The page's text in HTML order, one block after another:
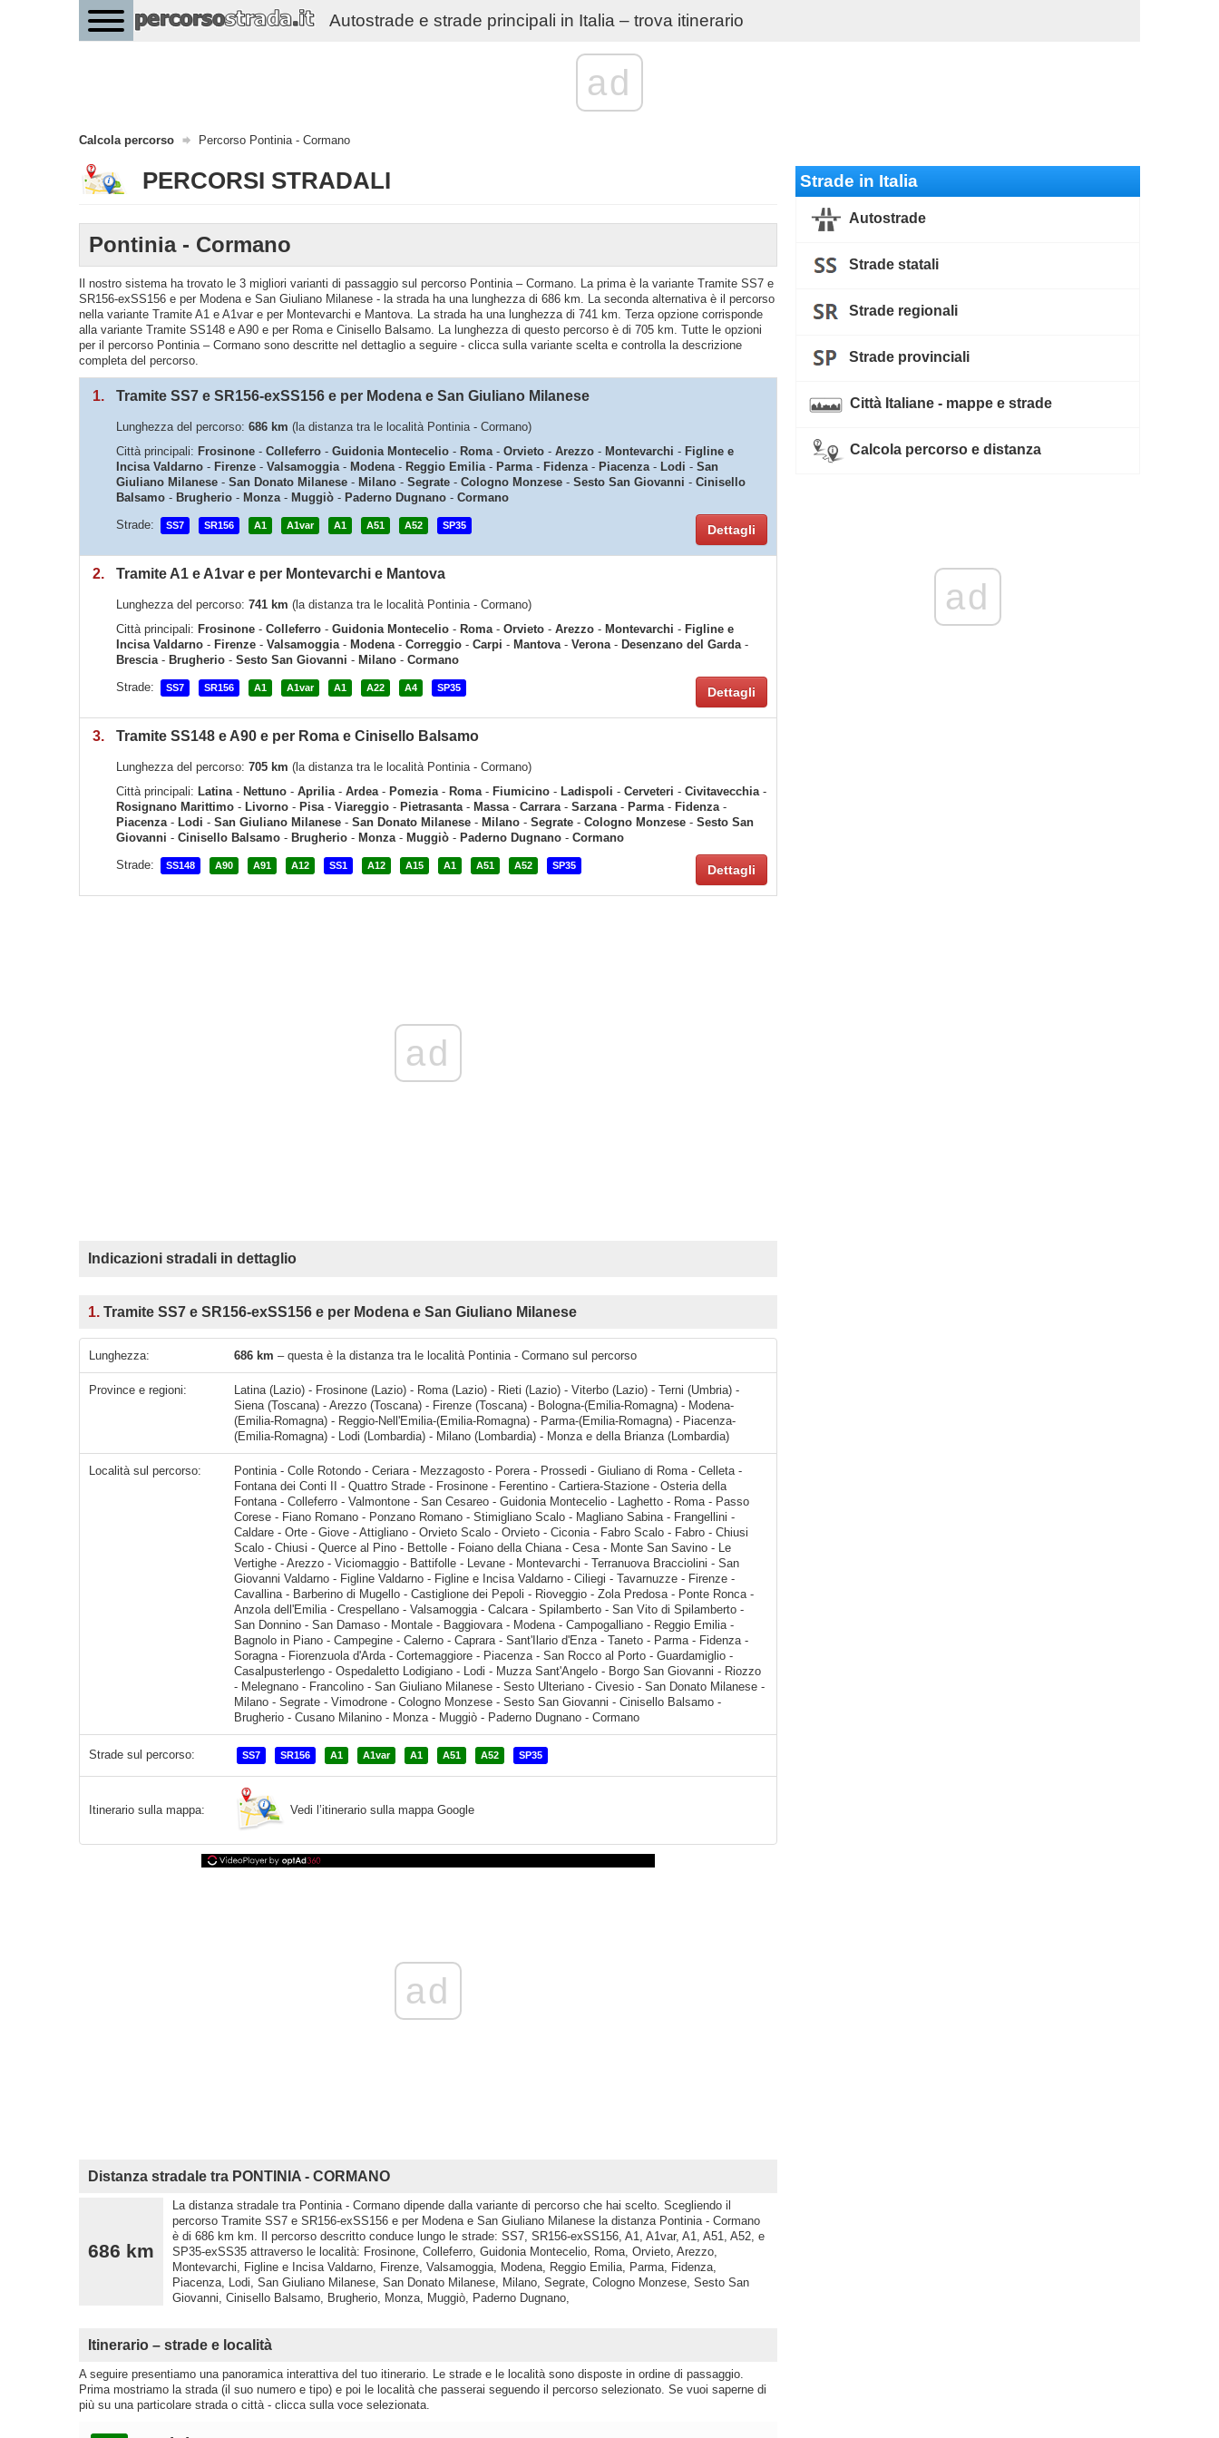
Autostrade e strade principali in Italia – trova itinerario
ad
Calcola percorso Percorso Pontinia - Cormano
PERCORSI STRADALI
Pontinia - Cormano
Il nostro sistema ha trovato le 3 migliori varianti di passaggio sul percorso Pontinia – Cormano. La prima è la variante Tramite SS7 e
SR156-exSS156 e per Modena e San Giuliano Milanese - la strada ha una lunghezza di 686 km. La seconda alternativa è il percorso
nella variante Tramite A1 e A1var e per Montevarchi e Mantova. La strada ha una lunghezza di 741 km. Terza opzione corrisponde
alla variante Tramite SS148 e A90 e per Roma e Cinisello Balsamo. La lunghezza di questo percorso è di 705 km. Tutte le opzioni
per il percorso Pontinia – Cormano sono descritte nel dettaglio a seguire - clicca sulla variante scelta e controlla la descrizione
completa del percorso.
1. Tramite SS7 e SR156-exSS156 e per Modena e San Giuliano Milanese
Lunghezza del percorso: 686 km (la distanza tra le località Pontinia - Cormano)
Città principali: Frosinone - Colleferro - Guidonia Montecelio - Roma- Orvieto - Arezzo - Montevarchi - Figline e
Incisa Valdarno - Firenze - Valsamoggia- Modena- Reggio Emilia- Parma- Fidenza- Piacenza- Lodi - San
Giuliano Milanese - San Donato Milanese - Milano - Segrate - Cologno Monzese - Sesto San Giovanni - Cinisello
Balsamo - Brugherio - Monza- Muggiò - Paderno Dugnano - Cormano
Strade:
SS7 SR156 A1 A1var A1 A51 A52 SP35 Dettagli
2. Tramite A1 e A1var e per Montevarchi e Mantova
Lunghezza del percorso: 741 km (la distanza tra le località Pontinia - Cormano)
Città principali: Frosinone - Colleferro - Guidonia Montecelio - Roma- Orvieto - Arezzo - Montevarchi - Figline e
Incisa Valdarno - Firenze - Valsamoggia- Modena- Correggio - Carpi - Mantova- Verona- Desenzano del Garda-
Brescia- Brugherio - Sesto San Giovanni - Milano - Cormano
Strade:
SS7 SR156 A1 A1var A1 A22 A4 SP35 Dettagli
3. Tramite SS148 e A90 e per Roma e Cinisello Balsamo
Lunghezza del percorso: 705 km (la distanza tra le località Pontinia - Cormano)
Città principali: Latina- Nettuno - Aprilia- Ardea- Pomezia- Roma- Fiumicino - Ladispoli - Cerveteri - Civitavecchia-
Rosignano Marittimo - Livorno - Pisa- Viareggio - Pietrasanta- Massa- Carrara- Sarzana- Parma- Fidenza-
Piacenza- Lodi - San Giuliano Milanese - San Donato Milanese - Milano - Segrate - Cologno Monzese - Sesto San
Giovanni - Cinisello Balsamo - Brugherio - Monza- Muggiò - Paderno Dugnano - Cormano
Strade:
SS148 A90 A91 A12 SS1 A12 A15 A1 A51 A52 SP35 Dettagli
ad
Indicazioni stradali in dettaglio
1. Tramite SS7 e SR156-exSS156 e per Modena e San Giuliano Milanese
Lunghezza: 686 km – questa è la distanza tra le località Pontinia - Cormano sul percorso
Province e regioni:
Latina (Lazio) - Frosinone (Lazio) - Roma (Lazio) - Rieti (Lazio) - Viterbo (Lazio) - Terni (Umbria) -
Siena (Toscana) - Arezzo (Toscana) - Firenze (Toscana) - Bologna-(Emilia-Romagna) - Modena-
(Emilia-Romagna) - Reggio-Nell'Emilia-(Emilia-Romagna) - Parma-(Emilia-Romagna) - Piacenza-
(Emilia-Romagna) - Lodi (Lombardia) - Milano (Lombardia) - Monza e della Brianza (Lombardia)
Località sul percorso: Pontinia - Colle Rotondo - Ceriara - Mezzagosto - Porera - Prossedi - Giuliano di Roma - Celleta - Fontana dei Conti II - Quattro Strade - Frosinone - Ferentino - Cartiera-Stazione - Osteria della Fontana - Colleferro - Valmontone - San Cesareo - Guidonia Montecelio - Laghetto - Roma - Passo Corese - Fiano Romano - Ponzano Romano - Stimigliano Scalo - Magliano Sabina - Frangellini - Caldare - Orte - Giove - Attigliano - Orvieto Scalo - Orvieto - Ciconia - Fabro Scalo - Fabro - Chiusi Scalo - Chiusi - Querce al Pino
Strade sul percorso: SS7 SR156 A1 A1var A1 A51 A52 SP35
Itinerario sulla mappa: Vedi l’itinerario sulla mappa Google
ad
Distanza stradale tra PONTINIA - CORMANO
686 km
La distanza stradale tra Pontinia - Cormano dipende dalla variante di percorso che hai scelto. Scegliendo il
percorso Tramite SS7 e SR156-exSS156 e per Modena e San Giuliano Milanese la distanza Pontinia - Cormano
è di 686 km km. Il percorso descritto conduce lungo le strade: SS7, SR156-exSS156, A1, A1var, A1, A51, A52, e
SP35-exSS35 attraverso le località: Frosinone, Colleferro, Guidonia Montecelio, Roma, Orvieto, Arezzo,
Montevarchi, Figline e Incisa Valdarno, Firenze, Valsamoggia, Modena, Reggio Emilia, Parma, Fidenza,
Piacenza, Lodi, San Giuliano Milanese, San Donato Milanese, Milano, Segrate, Cologno Monzese, Sesto San
Giovanni, Cinisello Balsamo, Brugherio, Monza, Muggiò, Paderno Dugnano,
Itinerario – strade e località
A seguire presentiamo una panoramica interattiva del tuo itinerario. Le strade e le località sono disposte in ordine di passaggio.
Prima mostriamo la strada (il suo numero e tipo) e poi le località che passerai seguendo il percorso selezionato. Se vuoi saperne di
più su una particolare strada o città - clicca sulla voce selezionata.
Strade in Italia
Autostrade
Strade statali
Strade regionali
Strade provinciali
Città Italiane - mappe e strade
Calcola percorso e distanza
ad